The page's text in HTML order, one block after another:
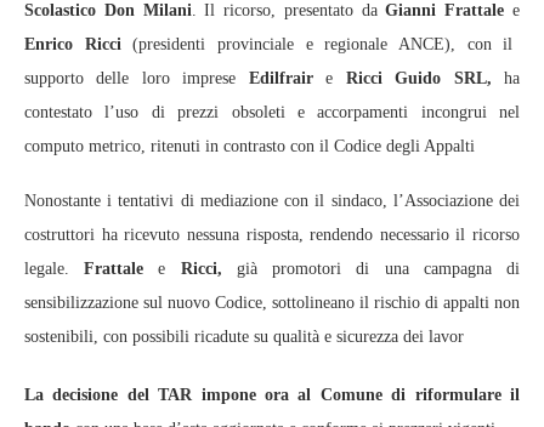
Scolastico Don Milani. Il ricorso, presentato daGianni Frattale e
Enrico Ricci(presidenti provinciale e regionale ANCE), con il
supporto delle loro imprese Edilfraire Ricci Guido SRL, ha
contestato l’uso di prezzi obsoleti e accorpamenti incongrui nel
computo metrico, ritenuti in contrasto con il Codice degli Appalti
Nonostante i tentativi di mediazione con il sindaco, l’Associazione dei
costruttori ha ricevuto nessuna risposta, rendendo necessario il ricorso
legale.Frattale e Ricci, già promotori di una campagna di
sensibilizzazione sul nuovo Codice, sottolineano il rischio di appalti non
sostenibili, con possibili ricadute su qualità e sicurezza dei lavor
La decisione del TAR impone ora al Comune di riformulare il